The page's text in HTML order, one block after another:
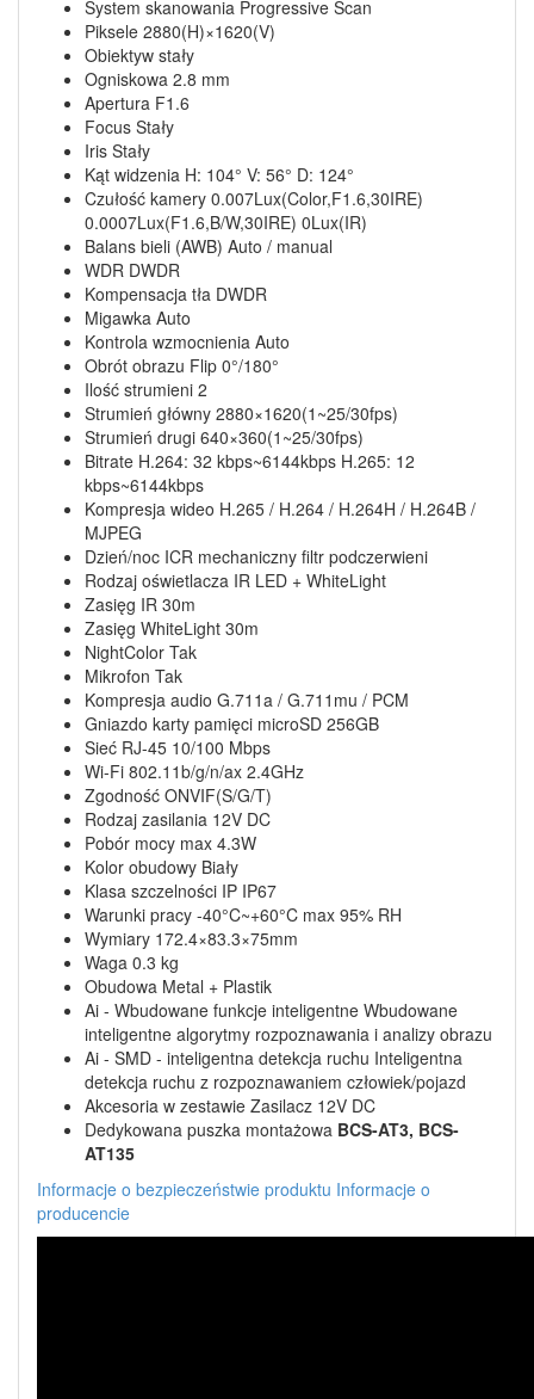
System skanowania Progressive Scan
Piksele 2880(H)×1620(V)
Obiektyw stały
Ogniskowa 2.8 mm
Apertura F1.6
Focus Stały
Iris Stały
Kąt widzenia H: 104° V: 56° D: 124°
Czułość kamery 0.007Lux(Color,F1.6,30IRE)
0.0007Lux(F1.6,B/W,30IRE) 0Lux(IR)
Balans bieli (AWB) Auto / manual
WDR DWDR
Kompensacja tła DWDR
Migawka Auto
Kontrola wzmocnienia Auto
Obrót obrazu Flip 0°/180°
Ilość strumieni 2
Strumień główny 2880×1620(1~25/30fps)
Strumień drugi 640×360(1~25/30fps)
Bitrate H.264: 32 kbps~6144kbps H.265: 12
kbps~6144kbps
Kompresja wideo H.265 / H.264 / H.264H / H.264B /
MJPEG
Dzień/noc ICR mechaniczny filtr podczerwieni
Rodzaj oświetlacza IR LED + WhiteLight
Zasięg IR 30m
Zasięg WhiteLight 30m
NightColor Tak
Mikrofon Tak
Kompresja audio G.711a / G.711mu / PCM
Gniazdo karty pamięci microSD 256GB
Sieć RJ-45 10/100 Mbps
Wi-Fi 802.11b/g/n/ax 2.4GHz
Zgodność ONVIF(S/G/T)
Rodzaj zasilania 12V DC
Pobór mocy max 4.3W
Kolor obudowy Biały
Klasa szczelności IP IP67
Warunki pracy -40°C~+60°C max 95% RH
Wymiary 172.4×83.3×75mm
Waga 0.3 kg
Obudowa Metal + Plastik
Ai - Wbudowane funkcje inteligentne Wbudowane
inteligentne algorytmy rozpoznawania i analizy obrazu
Ai - SMD - inteligentna detekcja ruchu Inteligentna
detekcja ruchu z rozpoznawaniem człowiek/pojazd
Akcesoria w zestawie Zasilacz 12V DC
Dedykowana puszka montażowa BCS-AT3, BCS-
AT135
Informacje o bezpieczeństwie produktu Informacje o
producencie